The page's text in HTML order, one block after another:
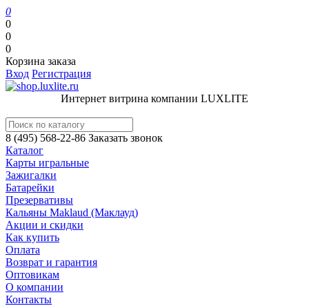
0
0
0
0
Корзина заказа
Вход Регистрация
Интернет витрина компании LUXLITE
8 (495) 568-22-86 Заказать звонок
Каталог
Карты игральные
Зажигалки
Батарейки
Презервативы
Кальяны Maklaud (Маклауд)
Акции и скидки
Как купить
Оплата
Возврат и гарантия
Оптовикам
О компании
Контакты